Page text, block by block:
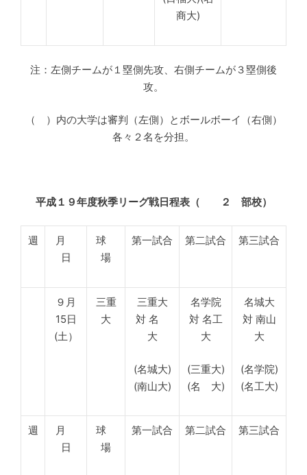
商大)
注：左側チームが１塁側先攻、右側チームが３塁側後
攻。
（ ）内の大学は審判（左側）とボールボーイ（右側）
各々２名を分担。
平成１９年度秋季リーグ戦日程表（ ２ 部校）
週
月
日
球
場
第一試合 第二試合 第三試合
９月
15日
(土）
三重
大
三重大
対 名
大
(名城大)
(南山大)
名学院
対 名工
大
(三重大)
(名 大)
名城大
対 南山
大
(名学院)
(名工大)
週
月
日
球
場
第一試合 第二試合 第三試合